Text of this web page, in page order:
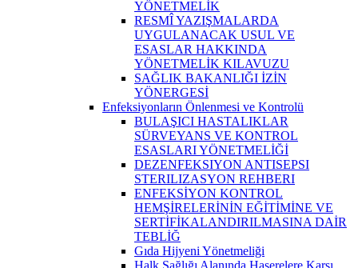
YÖNETMELİK
RESMÎ YAZIŞMALARDA
UYGULANACAK USUL VE
ESASLAR HAKKINDA
YÖNETMELİK KILAVUZU
SAĞLIK BAKANLIĞI İZİN
YÖNERGESİ
Enfeksiyonların Önlenmesi ve Kontrolü
BULAŞICI HASTALIKLAR
SÜRVEYANS VE KONTROL
ESASLARI YÖNETMELİĞİ
DEZENFEKSIYON ANTISEPSI
STERILIZASYON REHBERI
ENFEKSİYON KONTROL
HEMŞİRELERİNİN EĞİTİMİNE VE
SERTİFİKALANDIRILMASINA DAİR
TEBLİĞ
Gıda Hijyeni Yönetmeliği
Halk Sağlığı Alanında Haşerelere Karşı